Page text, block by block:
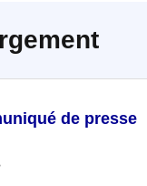
de presse